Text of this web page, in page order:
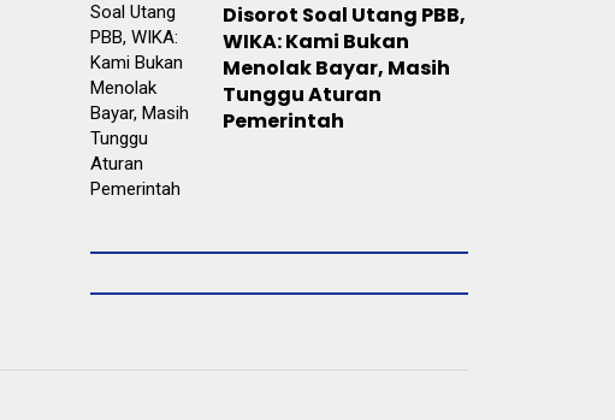
Disorot Soal Utang PBB,
WIKA: Kami Bukan
Menolak Bayar, Masih
Tunggu Aturan
Pemerintah